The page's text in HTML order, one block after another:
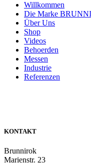
Willkommen
Die Marke
Über Uns
Shop
Videos
Behoerden
Messen
Industrie
Referenzen
KONTAKT
Brunnirok
Marienstr. 23